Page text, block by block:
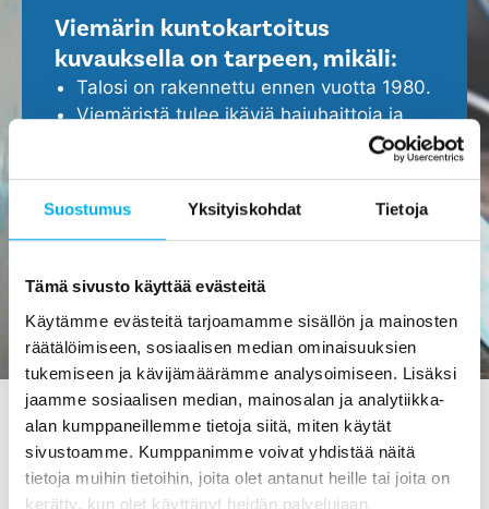
Suostumus Yksityiskohdat Tietoja
Tämä sivusto käyttää evästeitä
Käytämme evästeitä tarjoamamme sisällön ja mainosten
räätälöimiseen, sosiaalisen median ominaisuuksien
tukemiseen ja kävijämäärämme analysoimiseen. Lisäksi
jaamme sosiaalisen median, mainosalan ja analytiikka-
alan kumppaneillemme tietoja siitä, miten käytät
sivustoamme. Kumppanimme voivat yhdistää näitä
tietoja muihin tietoihin, joita olet antanut heille tai joita on
kerätty, kun olet käyttänyt heidän palvelujaan.
Viemärin kuntokartoitus
kuvauksella on tarpeen, mikäli:
Talosi on rakennettu ennen vuotta 1980.
Viemäristä tulee ikäviä hajuhaittoja ja
Haluat ennakoida ja turvata kotisi
ilmenemistä.
Viemärin kuvaus Muhoksessa